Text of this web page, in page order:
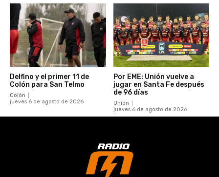
Delfino y el primer 11 de
Colón para San Telmo
Colón
jueves 6 de agosto de 2026
Por EME: Unión vuelve a
jugar en Santa Fe después
de 96 días
Unión
jueves 6 de agosto de 2026